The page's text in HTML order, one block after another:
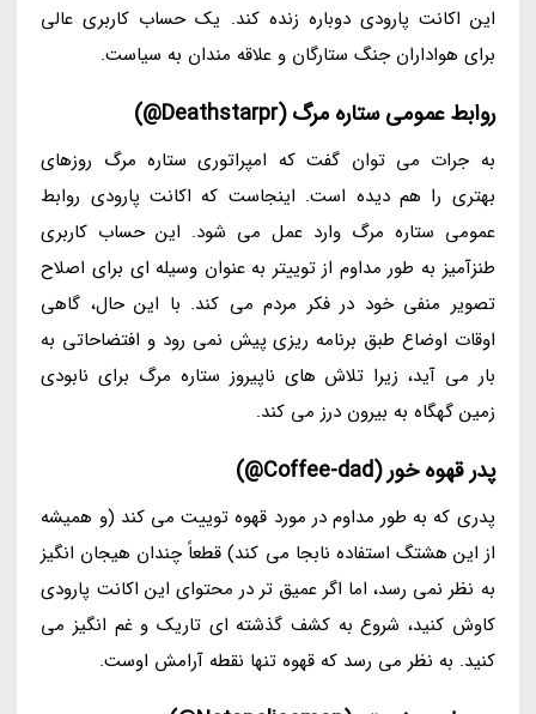
این اکانت پارودی دوباره زنده کند. یک حساب کاربری عالی
برای هواداران جنگ ستارگان و علاقه مندان به سیاست.
روابط عمومی ستاره مرگ (Deathstarpr@)
به جرات می توان گفت که امپراتوری ستاره مرگ روزهای
بهتری را هم دیده است. اینجاست که اکانت پارودی روابط
عمومی ستاره مرگ وارد عمل می شود. این حساب کاربری
طنزآمیز به طور مداوم از توییتر به عنوان وسیله ای برای اصلاح
تصویر منفی خود در فکر مردم می کند. با این حال، گاهی
اوقات اوضاع طبق برنامه ریزی پیش نمی رود و افتضاحاتی به
بار می آید، زیرا تلاش های ناپیروز ستاره مرگ برای نابودی
زمین گهگاه به بیرون درز می کند.
پدر قهوه خور (Coffee-dad@)
پدری که به طور مداوم در مورد قهوه توییت می کند (و همیشه
از این هشتگ استفاده نابجا می کند) قطعاً چندان هیجان انگیز
به نظر نمی رسد، اما اگر عمیق تر در محتوای این اکانت پارودی
کاوش کنید، شروع به کشف گذشته ای تاریک و غم انگیز می
کنید. به نظر می رسد که قهوه تنها نقطه آرامش اوست.